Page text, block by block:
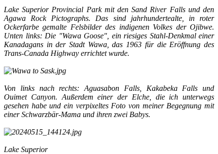
Lake Superior Provincial Park mit den Sand River Falls und den
Agawa Rock Pictographs. Das sind jahrhundertealte, in roter
Ockerfarbe gemalte Felsbilder des indigenen Volkes der Ojibwe.
Unten links: Die "Wawa Goose", ein riesiges Stahl-Denkmal einer
Kanadagans in der Stadt Wawa, das 1963 für die Eröffnung des
Trans-Canada Highway errichtet wurde.
Von links nach rechts: Aguasabon Falls, Kakabeka Falls und
Ouimet Canyon. Außerdem einer der Elche, die ich unterwegs
gesehen habe und ein verpixeltes Foto von meiner Begegnung mit
einer Schwarzbär-Mama und ihren zwei Babys.
Lake Superior